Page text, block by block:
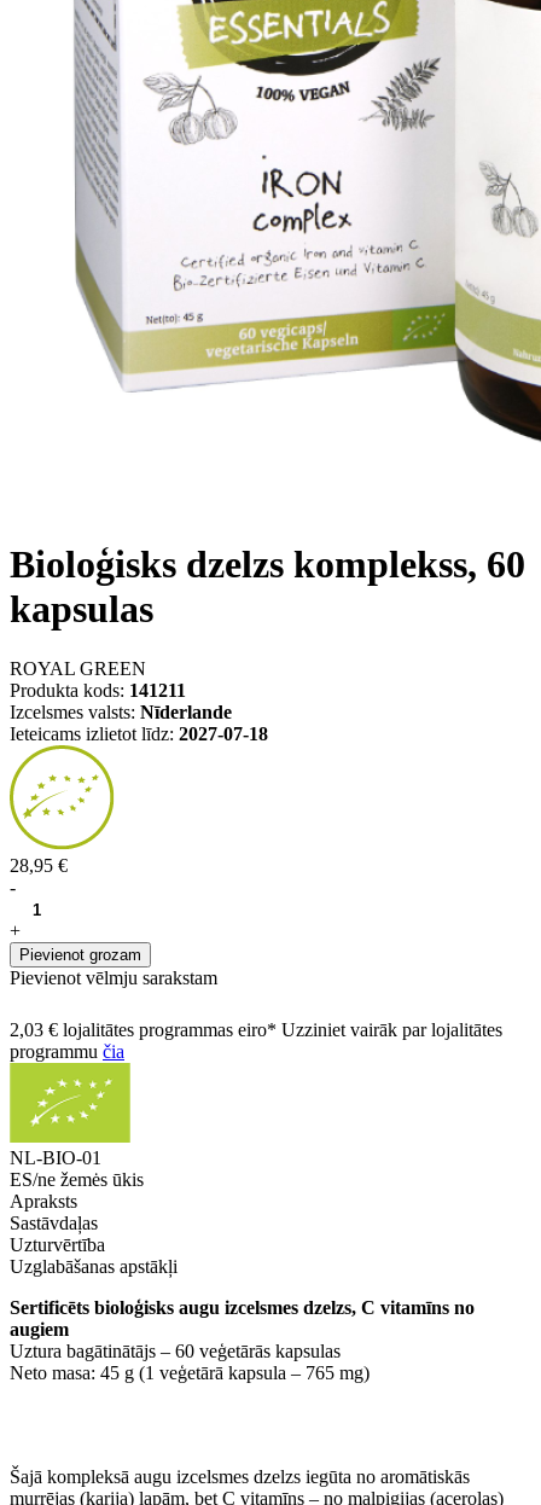
Bioloģisks dzelzs komplekss, 60
kapsulas
ROYAL GREEN
Produkta kods: 141211
Izcelsmes valsts: Nīderlande
Ieteicams izlietot līdz: 2027-07-18
28,95 €
-
+
Pievienot grozam
Pievienot vēlmju sarakstam
2,03 € lojalitātes programmas eiro* Uzziniet vairāk par lojalitātes
programmu čia
NL-BIO-01
ES/ne žemės ūkis
Apraksts
Sastāvdaļas
Uzturvērtība
Uzglabāšanas apstākļi
Sertificēts bioloģisks augu izcelsmes dzelzs, C vitamīns no
augiem
Uztura bagātinātājs – 60 veģetārās kapsulas
Neto masa: 45 g (1 veģetārā kapsula – 765 mg)
Šajā kompleksā augu izcelsmes dzelzs iegūta no aromātiskās
murrējas (karija) lapām, bet C vitamīns – no malpigijas (acerolas)